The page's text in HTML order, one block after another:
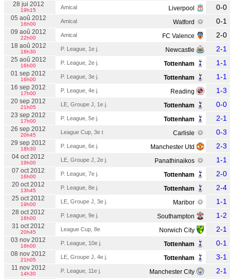
28 jui 2012
19h15 Amical Liverpool 0-0
05 aoû 2012
16h00 Amical Watford 0-1
09 aoû 2012
22h00 Amical FC Valence 2-0
18 aoû 2012
18h30 P. League, 1e j. Newcastle 2-1
25 aoû 2012
16h00 P. League, 2e j. Tottenham 1-1
01 sep 2012
16h00 P. League, 3e j. Tottenham 1-1
16 sep 2012
17h00 P. League, 4e j. Reading 1-3
20 sep 2012
21h05 LE, Groupe J, 1e j. Tottenham 0-0
23 sep 2012
17h00 P. League, 5e j. Tottenham 2-1
26 sep 2012
20h45 League Cup, 3e t Carlisle 0-3
29 sep 2012
18h30 P. League, 6e j. Manchester Utd 2-3
04 oct 2012
19h00 LE, Groupe J, 2e j. Panathinaikos 1-1
07 oct 2012
16h00 P. League, 7e j. Tottenham 2-0
20 oct 2012
13h45 P. League, 8e j. Tottenham 2-4
25 oct 2012
19h00 LE, Groupe J, 3e j. Maribor 1-1
28 oct 2012
16h00 P. League, 9e j. Southampton 1-2
31 oct 2012
20h45 League Cup, 8e Norwich City 2-1
03 nov 2012
16h00 P. League, 10e j. Tottenham 0-1
08 nov 2012
21h05 LE, Groupe J, 4e j. Tottenham 3-1
11 nov 2012
14h30 P. League, 11e j. Manchester City 2-1